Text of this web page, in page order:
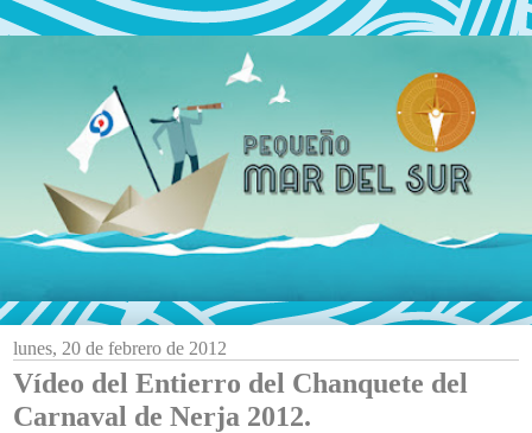
lunes, 20 de febrero de 2012
Vídeo del Entierro del Chanquete del
Carnaval de Nerja 2012.